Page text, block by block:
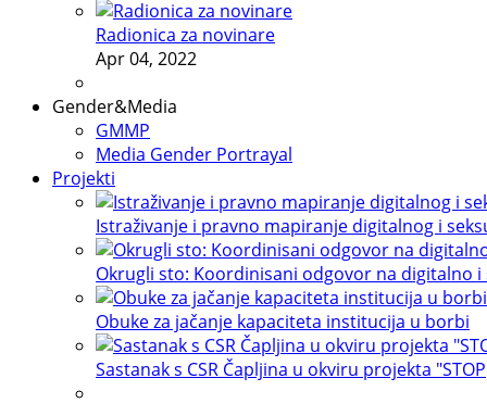
Radionica za novinare
Apr 04, 2022
Gender&Media
GMMP
Media Gender Portrayal
Projekti
Istraživanje i pravno mapiranje digitalnog i
Okrugli sto: Koordinisani odgovor na digitalno i
Obuke za jačanje kapaciteta institucija u borbi
Sastanak s CSR Čapljina u okviru projekta "STOP